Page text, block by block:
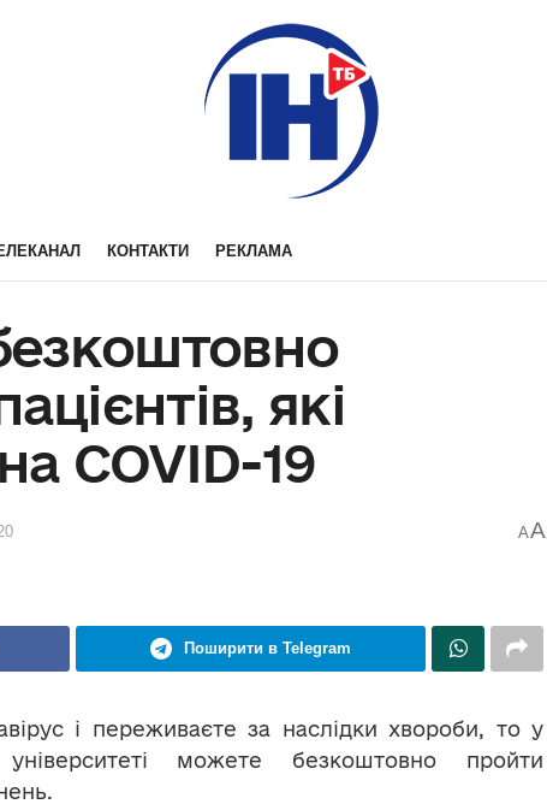
КОНТАКТИ РЕКЛАМА
які
COVID-19
AA
Поширити в Telegram
і переживаєте за наслідки хвороби, то у
можете безкоштовно пройти